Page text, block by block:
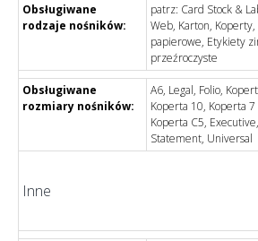
Obsługiwane
rodzaje nośników:
patrz: Card Stock &
Web, Karton,
papierowe, Etykiety
przeźroczyste
Obsługiwane
rozmiary nośników:
A6, Legal, Folio,
Koperta 10, Koperta
Koperta C5,
Statement, Universal
Inne